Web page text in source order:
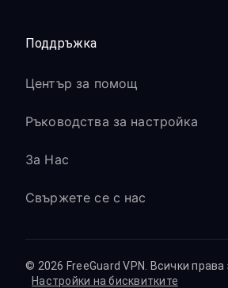
Поддръжка
Център за помощ
Ръководства за настройка
За Нас
Свържете се с нас
© 2026 FreeGuard VPN. Всички права
Настройки на бисквитките